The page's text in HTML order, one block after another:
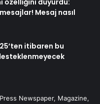
özelliğini duyurdu:
Mesaj nasıl
itibaren bu
Newspaper, Magazine,